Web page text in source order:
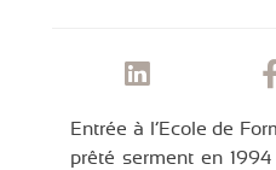
Entrée à l’Ecole de
prêté serment en